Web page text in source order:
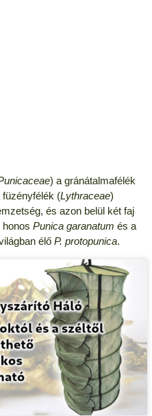
) a gránátalmafélék
(Lythraceae)
és azon belül két faj
honos Punica garanatum és a
élő P. protopunica.